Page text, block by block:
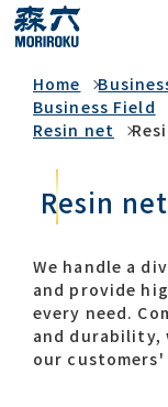
What's
About Us
Business
Investors
Recruit
Home
Business Field
Resin net
Resin
We handle a
and provide
every need.
and durability,
our